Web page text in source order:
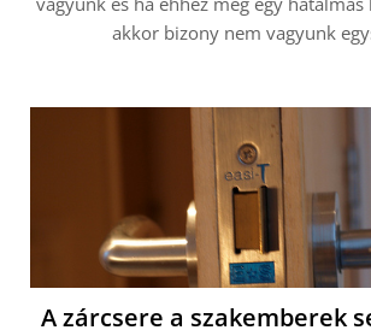
akkor bizony nem vagyunk
A zárcsere a szakemberek